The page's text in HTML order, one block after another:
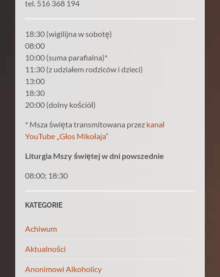
tel. 516 368 194
18:30 (wigilijna w sobotę)
08:00
10:00 (suma parafialna)*
11:30 (z udziałem rodziców i dzieci)
13:00
18:30
20:00 (dolny kościół)
* Msza święta transmitowana przez kanał
YouTube „Głos Mikołaja”
Liturgia Mszy świętej w dni powszednie
08:00; 18:30
KATEGORIE
Achiwum
Aktualności
Anonimowi Alkoholicy